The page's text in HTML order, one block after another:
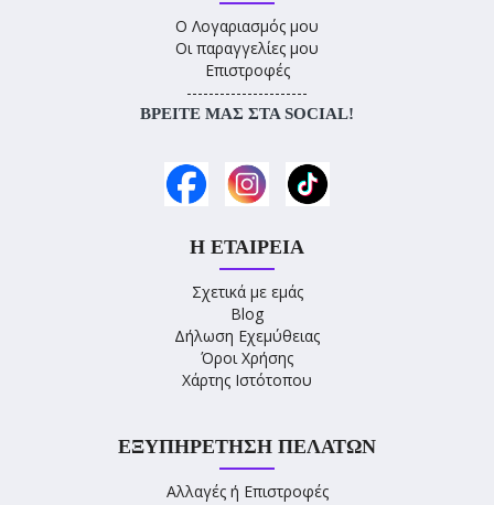
Ο Λογαριασμός μου
Οι παραγγελίες μου
Επιστροφές
----------------------
ΒΡΕΊΤΕ ΜΑΣ ΣΤΑ SOCIAL!
Η ΕΤΑΙΡΕΊΑ
Σχετικά με εμάς
Blog
Δήλωση Εχεμύθειας
Όροι Χρήσης
Χάρτης Ιστότοπου
ΕΞΥΠΗΡΈΤΗΣΗ ΠΕΛΑΤΏΝ
Αλλαγές ή Επιστροφές